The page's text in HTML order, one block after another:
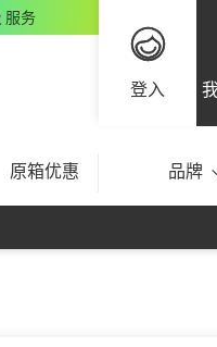
服务
登入
原箱优惠 品牌